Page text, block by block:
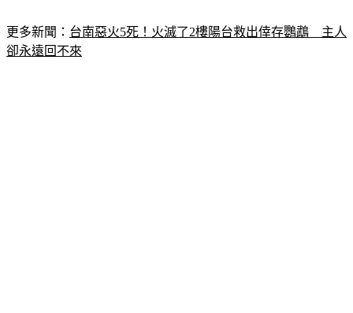
更多新聞：台南惡火5死！火滅了2樓陽台救出倖存鸚鵡　主人